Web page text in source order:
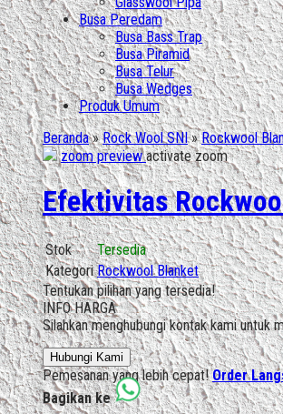
Busa Peredam
Busa Bass Trap
Busa Piramid
Busa Telur
Busa Wedges
Produk Umum
Beranda»Rock Wool SNI»Rockwool
zoom preview activate zoom
Efektivitas
Stok
Tersedia
Kategori Rockwool Blanket
Tentukan pilihan yang tersedia!
INFO HARGA
Silahkan menghubungi kontak kami untuk
Hubungi Kami
Pemesanan yang lebih cepat!Order
Bagikan ke